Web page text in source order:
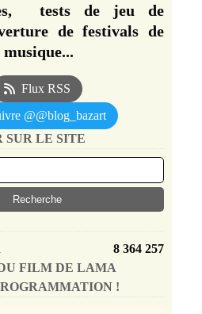
tests de jeu de
de festivals de
Flux RSS
@@blog_bazart
SUR LE SITE
8 364 257
FILM DE LAMA
!